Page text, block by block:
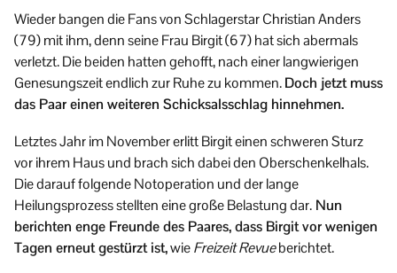
Wieder bangen die Fans von Schlagerstar Christian Anders
(79) mit ihm, denn seine Frau Birgit (67) hat sich abermals
verletzt. Die beiden hatten gehofft, nach einer langwierigen
Genesungszeit endlich zur Ruhe zu kommen.Doch jetzt muss
das Paar einen weiteren Schicksalsschlag hinnehmen.
Letztes Jahr im November erlitt Birgit einen schweren Sturz
vor ihrem Haus und brach sich dabei den Oberschenkelhals.
Die darauf folgende Notoperation und der lange
Heilungsprozess stellten eine große Belastung dar. Nun
berichten enge Freunde des Paares, dass Birgit vor wenigen
Tagen erneut gestürzt ist,wieFreizeit Revueberichtet.